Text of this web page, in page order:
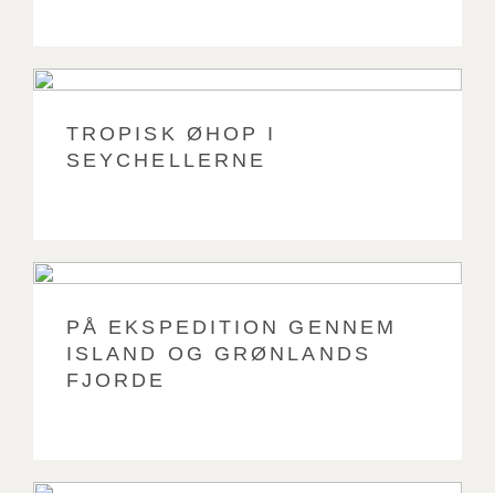
TROPISK ØHOP I
SEYCHELLERNE
PÅ EKSPEDITION GENNEM
ISLAND OG GRØNLANDS
FJORDE